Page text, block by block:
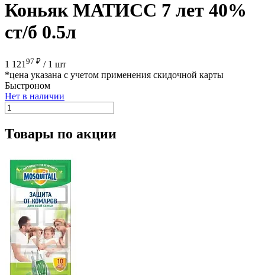
Коньяк МАТИСС 7 лет 40%
ст/б 0.5л
1 12197 ₽ / 1 шт
*цена указана с учетом применения скидочной карты
Быстроном
Нет в наличии
Товары по акции